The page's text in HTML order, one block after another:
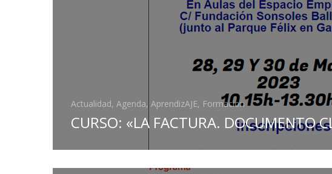
Actualidad, Agenda, AprendizAJE, Formacion
CURSO: «LA FACTURA. DOCUMENTO